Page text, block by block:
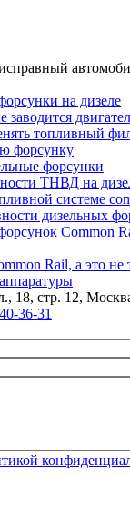
на дизеле
топливный
форсунку
форсунки
ТНВД на
системе
дизельных
Common
Rail, а это не
18, стр. 12,
36-31